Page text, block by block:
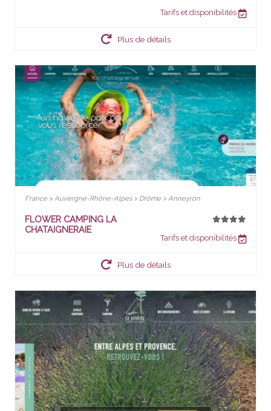
Tarifs et disponibilités
Plus de détails
France > Auvergne-Rhône-Alpes > Drôme > Anneyron
FLOWER CAMPING LA
CHATAIGNERAIE
Tarifs et disponibilités
Plus de détails